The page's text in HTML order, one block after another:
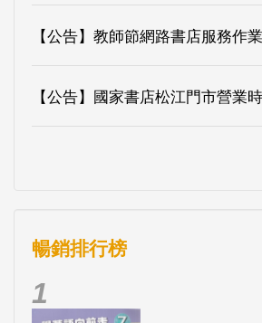
【公告】教師節網路書店服務作
【公告】國家書店松江門市營業
暢銷排行榜
1